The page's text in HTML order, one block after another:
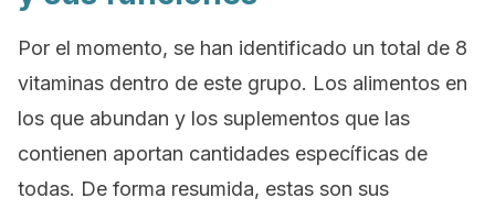
Por el momento, se han identificado un total de 8
vitaminas dentro de este grupo. Los alimentos en
los que abundan y los suplementos que las
contienen aportan cantidades específicas de
todas. De forma resumida, estas son sus